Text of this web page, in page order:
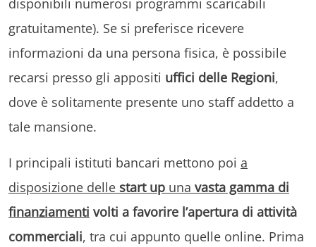
gratuitamente). Se si preferisce ricevere
informazioni da una persona fisica, è possibile
recarsi presso gli appositi uffici delle Regioni,
dove è solitamente presente uno staff addetto a
tale mansione.
I principali istituti bancari mettono poi a
disposizione delle start up una vasta gamma di
finanziamenti volti a favorire l’apertura di attività
commerciali, tra cui appunto quelle online. Prima